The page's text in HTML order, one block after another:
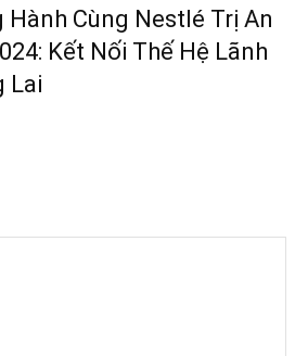
Cùng Nestlé Trị An
Kết Nối Thế Hệ Lãnh
Lai